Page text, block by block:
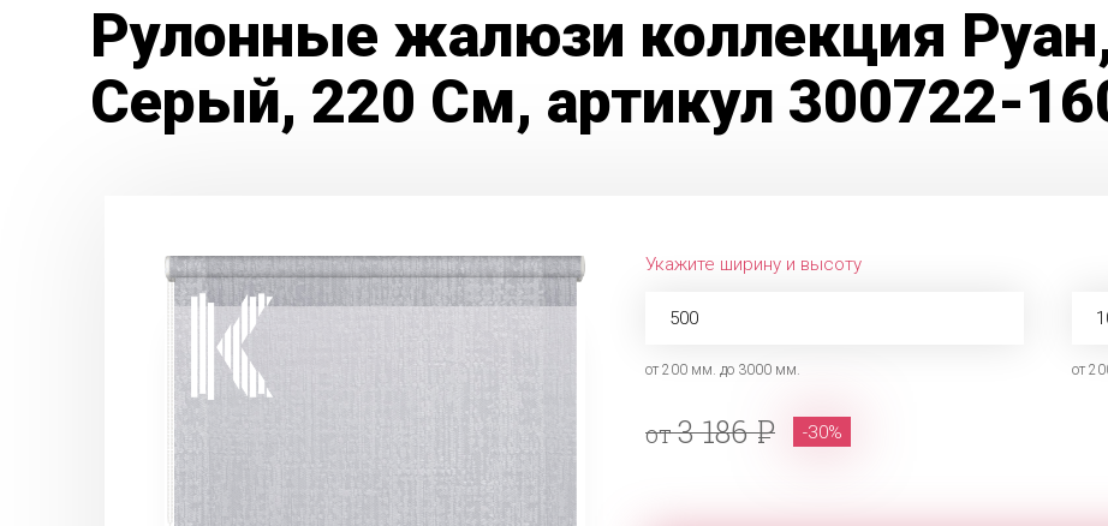
Рулонные жалюзи коллекция
Серый, 220 См, артикул 300722-
Укажите ширину и высоту
от 200 мм. до 3000 мм. от
от3 186 -30%